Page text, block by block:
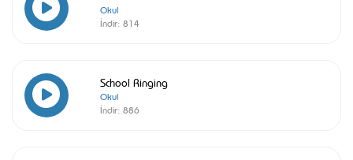
Okul
İndir: 814
School Ringing
Okul
İndir: 886